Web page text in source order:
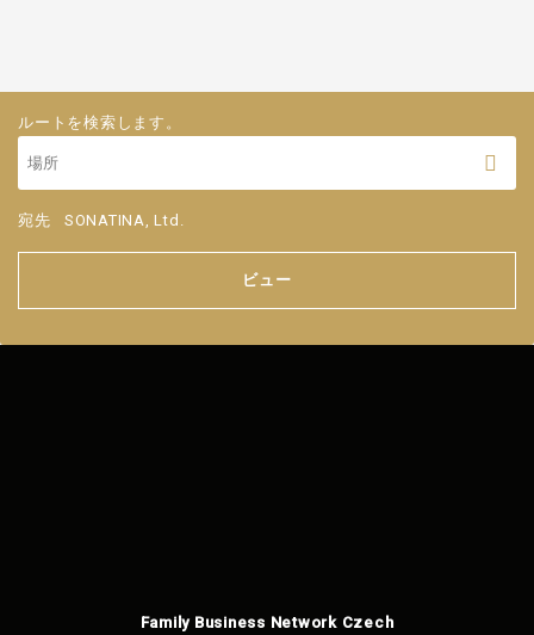
ルートを検索します。
宛先 SONATINA, Ltd.
ビュー
Family Business Network Czech